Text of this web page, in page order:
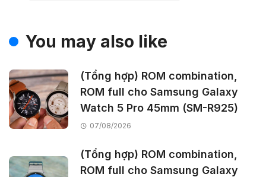
You may also like
(Tổng hợp) ROM combination,
ROM full cho Samsung Galaxy
Watch 5 Pro 45mm (SM-R925)
07/08/2026
(Tổng hợp) ROM combination,
ROM full cho Samsung Galaxy